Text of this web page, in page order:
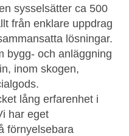
sysselsätter ca 500
från enklare uppdrag
lösningar.
bygg- och anläggning
inom skogen,
lång erfarenhet i
har eget
förnyelsebara